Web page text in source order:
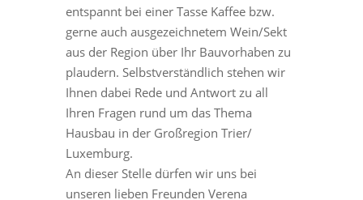
entspannt bei einer Tasse Kaffee bzw.
gerne auch ausgezeichnetem Wein/Sekt
aus der Region über Ihr Bauvorhaben zu
plaudern. Selbstverständlich stehen wir
Ihnen dabei Rede und Antwort zu all
Ihren Fragen rund um das Thema
Hausbau in der Großregion Trier/
Luxemburg.
An dieser Stelle dürfen wir uns bei
unseren lieben Freunden Verena